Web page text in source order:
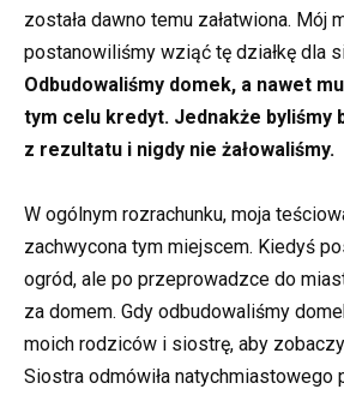
została dawno temu załatwiona. Mój
postanowiliśmy wziąć tę działkę dla
Odbudowaliśmy domek, a nawet
tym celu kredyt. Jednakże byliśmy
z rezultatu i nigdy nie żałowaliśmy.
W ogólnym rozrachunku, moja
zachwycona tym miejscem. Kiedyś
ogród, ale po przeprowadzce do
za domem. Gdy odbudowaliśmy
moich rodziców i siostrę, aby
Siostra odmówiła natychmiastowego